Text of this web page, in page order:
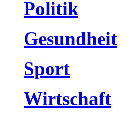
Politik
Gesundheit
Sport
Wirtschaft